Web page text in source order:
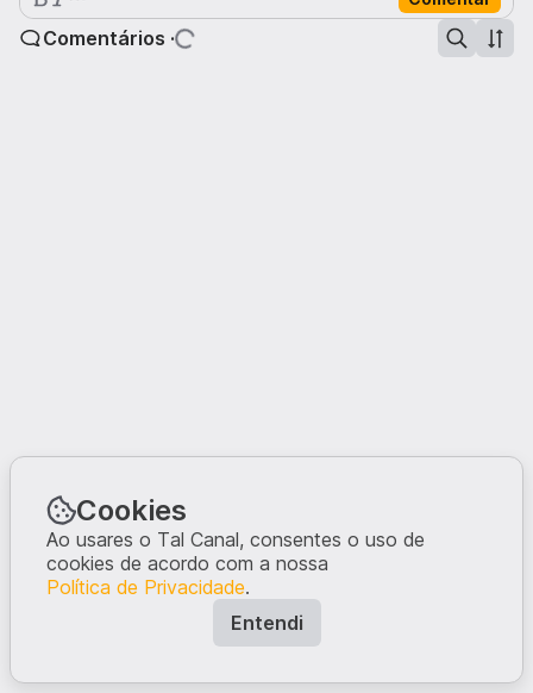
Comentários ·
Cookies
Ao usares o Tal Canal, consentes o uso de
cookies de acordo com a nossa
Política de Privacidade.
Entendi